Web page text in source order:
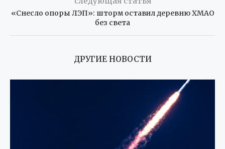
«Снесло опоры ЛЭП»: шторм оставил деревню ХМАО
без света
ДРУГИЕ НОВОСТИ